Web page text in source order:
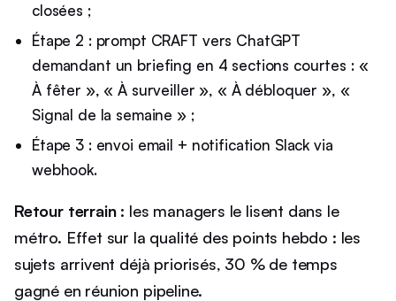
closées ;
Étape 2 : prompt CRAFT vers ChatGPT
demandant un briefing en 4 sections courtes : «
À fêter », « À surveiller », « À débloquer », «
Signal de la semaine » ;
Étape 3 : envoi email + notification Slack via
webhook.
Retour terrain : les managers le lisent dans le
métro. Effet sur la qualité des points hebdo : les
sujets arrivent déjà priorisés, 30 % de temps
gagné en réunion pipeline.